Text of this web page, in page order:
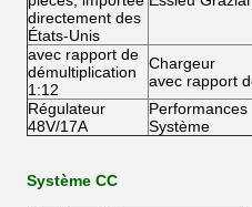
directement des
États-Unis
avec rapport de
démultiplication
1:12
Chargeur
avec rapport
Régulateur
48V/17A
Performances
Système
Système CC